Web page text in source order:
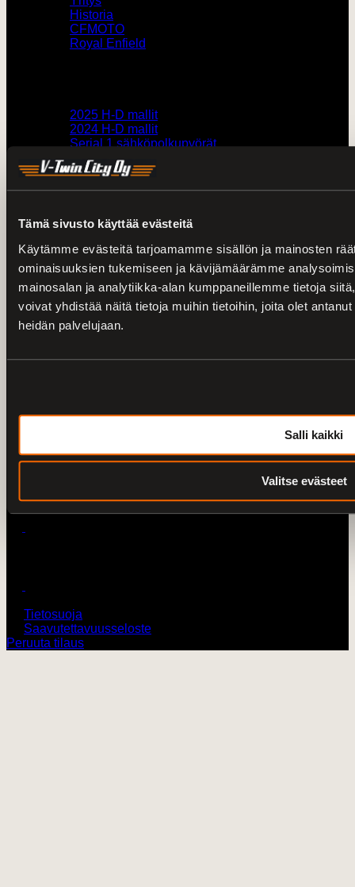
Tämä sivusto käyttää evästeitä
Käytämme evästeitä tarjoamamme sisällön ja mainosten
ominaisuuksien tukemiseen ja kävijämäärämme
mainosalan ja analytiikka-alan kumppaneillemme tietoja
voivat yhdistää näitä tietoja muihin tietoihin, joita olet
heidän palvelujaan.
Salli kaikki
Valitse evästeet
Historia
CFMOTO
Royal Enfield
2025 H-D mallit
2024 H-D mallit
Serial 1 sähköpolkupyörät
Vaihtopyörät Turku
Vaihtopyörät Loimaa
Muut
Verkkokauppa
Toimitusehdot
Varaosat
Huolto
Ajankohtaista
Kaikki kampanjat
vtwin@vtwincity.fi
Tietosuoja
Saavutettavuusseloste
Peruuta tilaus